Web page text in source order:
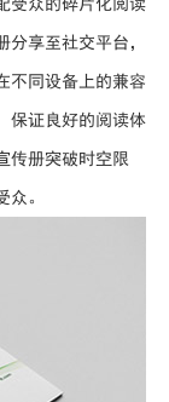
受众的碎片化阅读
享至社交平台，
不同设备上的兼容
保证良好的阅读体
传册突破时空限
众。